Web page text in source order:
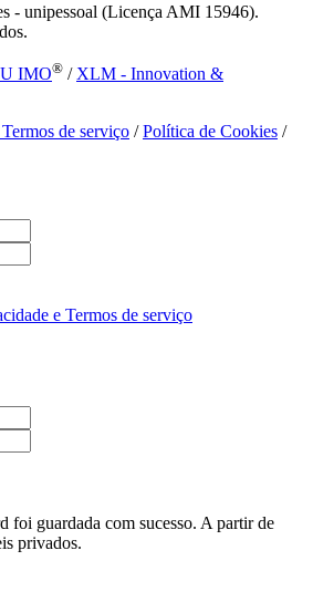
- unipessoal (Licença AMI 15946).
IMO® / XLM - Innovation &
de serviço /Política de Cookies /
e Termos de serviço
foi guardada com sucesso. A partir de
privados.